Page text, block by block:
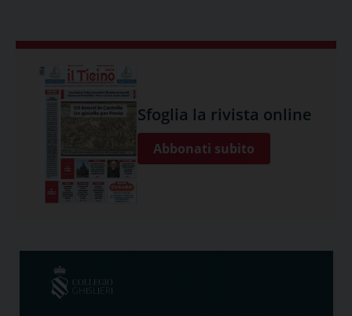
Sfoglia la rivista online
Abbonati subito